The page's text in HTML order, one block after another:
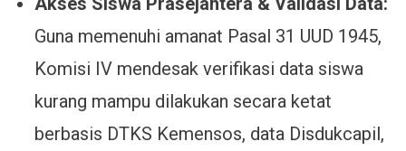
Guna memenuhi amanat Pasal 31 UUD 1945,
Komisi IV mendesak verifikasi data siswa
kurang mampu dilakukan secara ketat
berbasis DTKS Kemensos, data Disdukcapil,